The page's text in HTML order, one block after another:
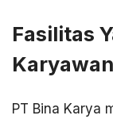
Fasilitas
PT Bina Karya